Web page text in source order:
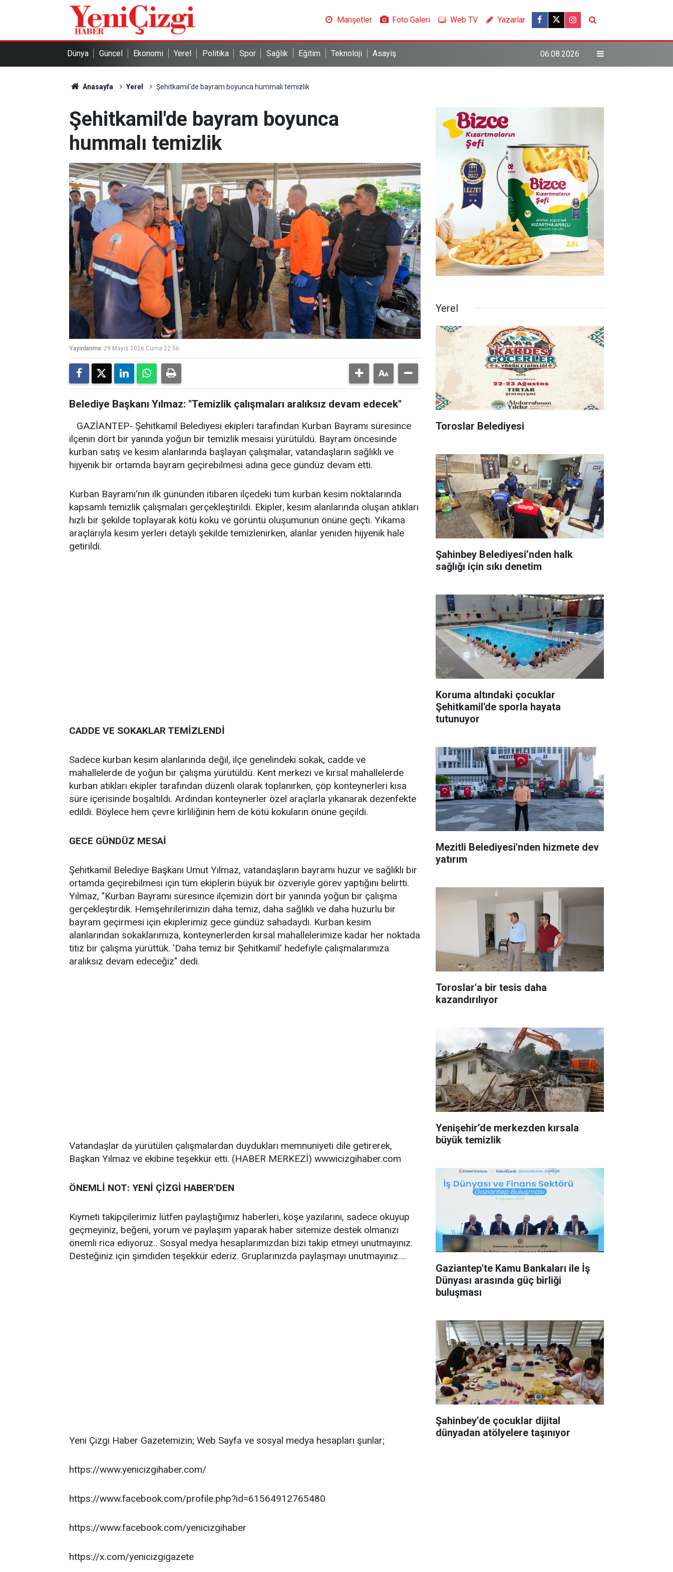
Manşetler Foto Galeri Web TV Yazarlar
Dünya Güncel Ekonomi Yerel Politika Spor Sağlık Eğitim Teknoloji Asayiş 06.08.2026
Anasayfa Yerel Şehitkamil'de bayram boyunca hummalı temizlik
Şehitkamil'de bayram boyunca
hummalı temizlik
Yayınlanma: 29 Mayıs 2026 Cuma 22:56
Belediye Başkanı Yılmaz: "Temizlik çalışmaları aralıksız devam edecek"
GAZİANTEP- Şehitkamil Belediyesi ekipleri tarafından Kurban Bayramı süresince
ilçenin dört bir yanında yoğun bir temizlik mesaisi yürütüldü. Bayram öncesinde
kurban satış ve kesim alanlarında başlayan çalışmalar, vatandaşların sağlıklı ve
hijyenik bir ortamda bayram geçirebilmesi adına gece gündüz devam etti.
Kurban Bayramı'nın ilk gününden itibaren ilçedeki tüm kurban kesim noktalarında
kapsamlı temizlik çalışmaları gerçekleştirildi. Ekipler, kesim alanlarında oluşan atıkları
hızlı bir şekilde toplayarak kötü koku ve görüntü oluşumunun önüne geçti. Yıkama
araçlarıyla kesim yerleri detaylı şekilde temizlenirken, alanlar yeniden hijyenik hale
getirildi.
CADDE VE SOKAKLAR TEMİZLENDİ
Sadece kurban kesim alanlarında değil, ilçe genelindeki sokak, cadde ve
mahallelerde de yoğun bir çalışma yürütüldü. Kent merkezi ve kırsal mahallelerde
kurban atıkları ekipler tarafından düzenli olarak toplanırken, çöp konteynerleri kısa
süre içerisinde boşaltıldı. Ardından konteynerler özel araçlarla yıkanarak dezenfekte
edildi. Böylece hem çevre kirliliğinin hem de kötü kokuların önüne geçildi.
GECE GÜNDÜZ MESAİ
Şehitkamil Belediye Başkanı Umut Yılmaz, vatandaşların bayramı huzur ve sağlıklı bir
ortamda geçirebilmesi için tüm ekiplerin büyük bir özveriyle görev yaptığını belirtti.
Yılmaz, "Kurban Bayramı süresince ilçemizin dört bir yanında yoğun bir çalışma
gerçekleştirdik. Hemşehrilerimizin daha temiz, daha sağlıklı ve daha huzurlu bir
bayram geçirmesi için ekiplerimiz gece gündüz sahadaydı. Kurban kesim
alanlarından sokaklarımıza, konteynerlerden kırsal mahallelerimize kadar her noktada
titiz bir çalışma yürüttük. 'Daha temiz bir Şehitkamil' hedefiyle çalışmalarımıza
aralıksız devam edeceğiz" dedi.
Vatandaşlar da yürütülen çalışmalardan duydukları memnuniyeti dile getirerek,
Başkan Yılmaz ve ekibine teşekkür etti. (HABER MERKEZİ) wwwicizgihaber.com
ÖNEMLİ NOT: YENİ ÇİZGİ HABER'DEN
Kıymeti takipçilerimiz lütfen paylaştığımız haberleri, köşe yazılarını, sadece okuyup
geçmeyiniz, beğeni, yorum ve paylaşım yaparak haber sitemize destek olmanızı
önemli rica ediyoruz.. Sosyal medya hesaplarımızdan bizi takip etmeyi unutmayınız.
Desteğiniz için şimdiden teşekkür ederiz. Gruplarınızda paylaşmayı unutmayınız….
Yeni Çizgi Haber Gazetemizin; Web Sayfa ve sosyal medya hesapları şunlar;
https://www.yenicizgihaber.com/
https://www.facebook.com/profile.php?id=61564912765480
https://www.facebook.com/yenicizgihaber
https://x.com/yenicizgigazete
Yerel
Toroslar Belediyesi
Şahinbey Belediyesi’nden halk
sağlığı için sıkı denetim
Koruma altındaki çocuklar
Şehitkamil'de sporla hayata
tutunuyor
Mezitli Belediyesi'nden hizmete dev
yatırım
Toroslar'a bir tesis daha
kazandırılıyor
Yenişehir’de merkezden kırsala
büyük temizlik
Gaziantep'te Kamu Bankaları ile İş
Dünyası arasında güç birliği
buluşması
Şahinbey’de çocuklar dijital
dünyadan atölyelere taşınıyor